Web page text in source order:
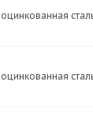
оцинкованная
оцинкованная